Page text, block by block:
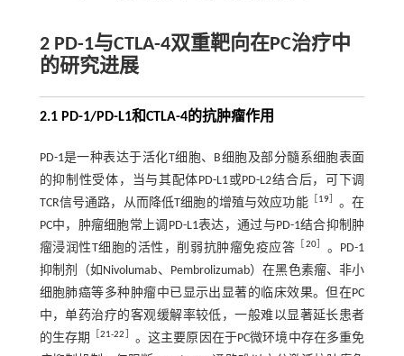
2 PD-1与CTLA-4双重靶向在PC治疗中
的研究进展
2.1 PD-1/PD-L1和CTLA-4的抗肿瘤作用
PD-1是一种表达于活化T细胞、B细胞及部分髓系细胞表面
的抑制性受体，当与其配体PD-L1或PD-L2结合后，可下调
TCR信号通路，从而降低T细胞的增殖与效应功能［ 19］ 。在
PC中，肿瘤细胞常上调PD-L1表达，通过与PD-1结合抑制肿
瘤浸润性T细胞的活性，削弱抗肿瘤免疫应答
20］ 。PD-1
抑制剂（如Nivolumab、Pembrolizumab）在黑色素瘤、非小
细胞肺癌等多种肿瘤中已显示出显著的临床效果。但在PC
中，单药治疗的客观缓解率较低，一般难以显著延长患者
的生存期
［21-22
。这主要原因在于PC微环境中存在多重免